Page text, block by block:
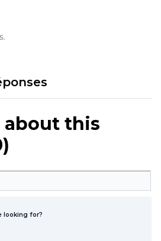
about this
looking for?